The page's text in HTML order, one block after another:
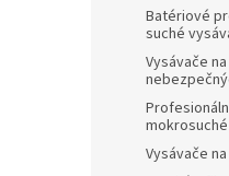
Batériové
suché
Vysávače
Vysávače